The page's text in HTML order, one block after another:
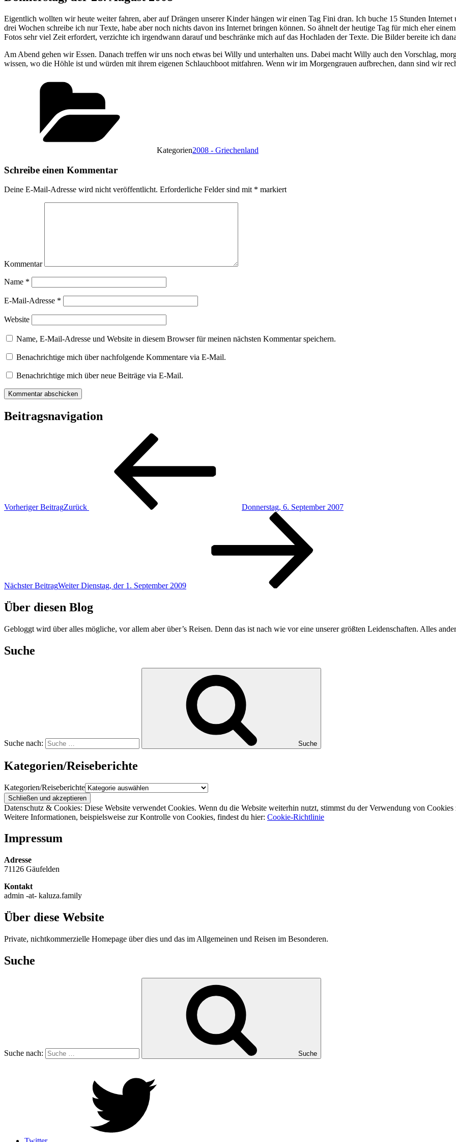
Eigentlich wollten wir heute weiter fahren, aber auf Drängen unserer Kinder hängen wir einen Tag Fini dran. Ich buche 15 Stunden Internet
drei Wochen schreibe ich nur Texte, habe aber noch nichts davon ins Internet bringen können. So ähnelt der heutige Tag für mich eher
Fotos sehr viel Zeit erfordert, verzichte ich irgendwann darauf und beschränke mich auf das Hochladen der Texte. Die Bilder bereite ich
Am Abend gehen wir Essen. Danach treffen wir uns noch etwas bei Willy und unterhalten uns. Dabei macht Willy auch den Vorschlag,
wissen, wo die Höhle ist und würden mit ihrem eigenen Schlauchboot mitfahren. Wenn wir im Morgengrauen aufbrechen, dann sind wir
Kategorien2008 - Griechenland
Schreibe einen Kommentar
Deine E-Mail-Adresse wird nicht veröffentlicht. Erforderliche Felder sind mit * markiert
Kommentar
Name *
E-Mail-Adresse *
Website
Name, E-Mail-Adresse und Website in diesem Browser für meinen nächsten Kommentar speichern.
Benachrichtige mich über nachfolgende Kommentare via E-Mail.
Benachrichtige mich über neue Beiträge via E-Mail.
Beitragsnavigation
Vorheriger BeitragZurück Donnerstag, 6. September 2007
Nächster BeitragWeiter Dienstag, der 1. September 2009
Über diesen Blog
Gebloggt wird über alles mögliche, vor allem aber über’s Reisen. Denn das ist nach wie vor eine unserer größten Leidenschaften. Alles
Suche
Suche nach: Suche
Kategorien/Reiseberichte
Kategorien/Reiseberichte
Datenschutz & Cookies: Diese Website verwendet Cookies. Wenn du die Website weiterhin nutzt, stimmst du der Verwendung von Cookies
Weitere Informationen, beispielsweise zur Kontrolle von Cookies, findest du hier: Cookie-Richtlinie
Impressum
Adresse
71126 Gäufelden
Kontakt
admin -at- kaluza.family
Über diese Website
Private, nichtkommerzielle Homepage über dies und das im Allgemeinen und Reisen im Besonderen.
Suche
Suche nach: Suche